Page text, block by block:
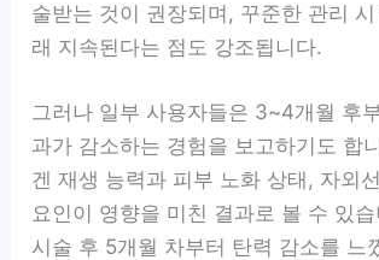
술받는 것이 권장되며, 꾸준한 관리
래 지속된다는 점도 강조됩니다.
그러나 일부 사용자들은 3~4개월 후
과가 감소하는 경험을 보고하기도 합
겐 재생 능력과 피부 노화 상태, 자외
요인이 영향을 미친 결과로 볼 수 있
시술 후 5개월 차부터 탄력 감소를 느